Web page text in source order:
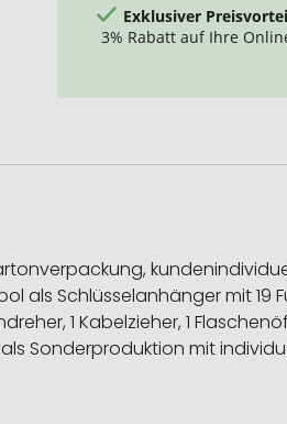
Exklusiver
3% Rabatt auf Ihre
als Schlüsselanhänger mit 19
1 Kabelzieher, 1
Sonderproduktion mit